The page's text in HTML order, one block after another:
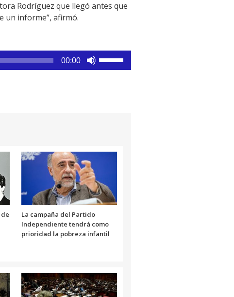
Rodríguez que llegó antes que
un informe”, afirmó.
00:00
volumen.
La campaña del Partido
Independiente tendrá como
prioridad la pobreza infantil